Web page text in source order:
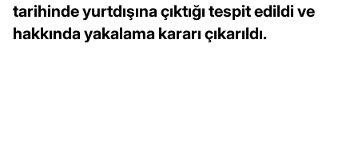
tarihinde yurtdışına çıktığı tespit edildi ve
hakkında yakalama kararı çıkarıldı.